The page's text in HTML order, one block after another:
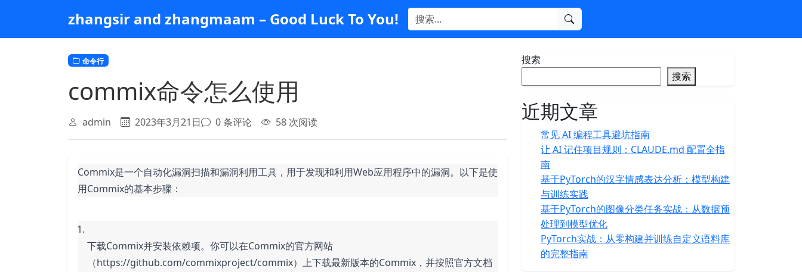
主
zhangsir and zhangmaam – Good Luck To You!
搜索
命令行
commix命令怎么使用
admin 2023年3月21日 0 条评论 58 次阅读
Commix是一个自动化漏洞扫描和漏洞利用工具，用于发现和利用Web应用程序中的漏洞。以下是使
用Commix的基本步骤：
下载Commix并安装依赖项。你可以在Commix的官方网站
（https://github.com/commixproject/commix）上下载最新版本的Commix，并按照官方文档
搜索
搜索
近期文章
常见 AI 编程工具避坑指南
让 AI 记住项目规则：CLAUDE.md 配置全指
南
基于PyTorch的汉字情感表达分析：模型构建
与训练实践
基于PyTorch的图像分类任务实战：从数据预
处理到模型优化
PyTorch实战：从零构建并训练自定义语料库
的完整指南